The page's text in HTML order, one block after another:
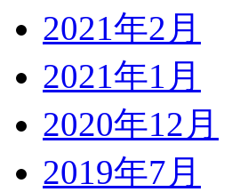
2021年2月
2021年1月
2020年12月
2019年7月